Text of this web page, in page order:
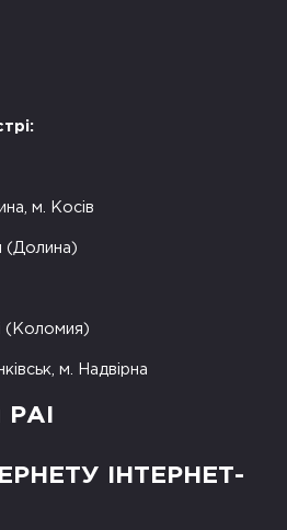
м. Косів
(Долина)
(Коломия)
м. Надвірна
ІНТЕРНЕТ-